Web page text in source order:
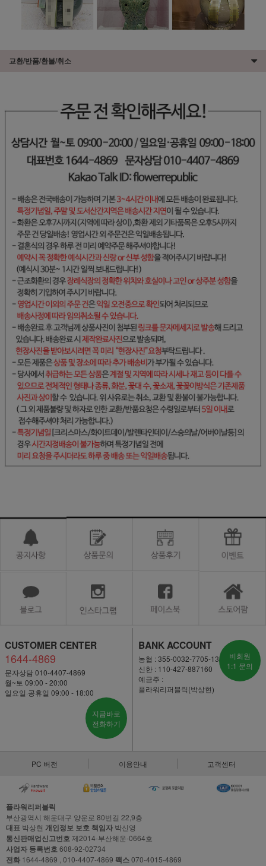
교환/반품/환불/취소
CUSTOMER CENTER
1644-4869
문자상담 010-4407-4869
월~토 09:00 - 20:00
일요일·공휴일 09:00 - 18:00
지금바로
전화하기
BANK ACCOUNT
농협 : 355-0032-7705-13
신한 : 110-427-887160
예금주 :
플라워리퍼블릭(박상현)
비회원
1:1 문의
PC 버전 이용안내 고객센터
플라워리퍼블릭
부산광역시 해운대구 양운로 80번길 22,9층
대표 박상현 개인정보 보호 책임자 박신영
통신판매업신고번호제2014-부산해운-0664호
사업자 등록번호608-92-02734
전화 1644-4869 , 010-4407-4869 팩스070-4015-4869